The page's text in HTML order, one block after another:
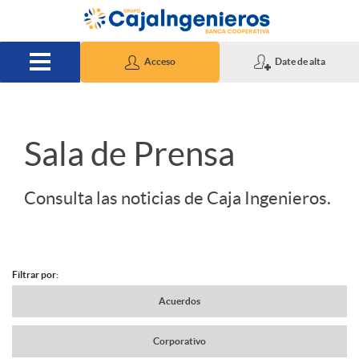
Saltar al contenido principal
Acceso Date de alta
S
Sala de Prensa
Consulta las noticias de Caja Ingenieros.
N
Filtrar por:
Acuerdos
Corporativo